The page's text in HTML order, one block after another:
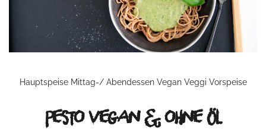
Hauptspeise Mittag-/ Abendessen Vegan Veggi Vorspeise
Pesto vegan & ohne Öl